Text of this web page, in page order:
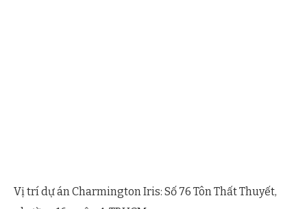
Vị trí dự án Charmington Iris: Số 76 Tôn Thất Thuyết,